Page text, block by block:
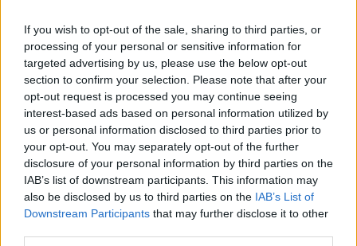
If you wish to opt-out of the sale, sharing to third parties, or
processing of your personal or sensitive information for
targeted advertising by us, please use the below opt-out
section to confirm your selection. Please note that after your
opt-out request is processed you may continue seeing
interest-based ads based on personal information utilized by
us or personal information disclosed to third parties prior to
your opt-out. You may separately opt-out of the further
disclosure of your personal information by third parties on the
IAB’s list of downstream participants. This information may
also be disclosed by us to third parties on the IAB’s List of
Downstream Participants that may further disclose it to other
​Tutte le offerte di lavoro in provincia di Grosseto
Sanità, i turisti extra Ue pagheranno le prestazioni
per intero
Vigili urbani false vittime di incidenti stradali
Traffico, ritirate 34 patenti nel weekend
Subito due milioni per il maltempo in Maremma
Covid, controllate in Maremma 750 persone
​Tutte le offerte di lavoro in provincia di Grosseto